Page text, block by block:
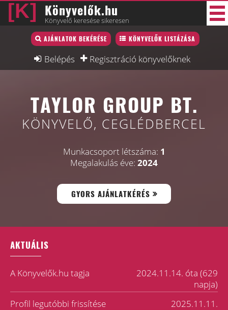
Könyvelők.hu
Könyvelő keresése sikeresen
AJÁNLATOK BEKÉRÉSE KÖNYVELŐK LISTÁZÁSA
Belépés Regisztráció könyvelőknek
Könyvelő lista
Könyvelési munkák
TAYLOR GROUP BT.
KÖNYVELŐ, CEGLÉDBERCEL
Munkacsoport létszáma: 1
Megalakulás éve: 2024
GYORS AJÁNLATKÉRÉS
AKTUÁLIS
A Könyvelők.hu tagja
2024.11.14. óta (629
napja)
Profil legutóbbi frissítése
2025.11.11.